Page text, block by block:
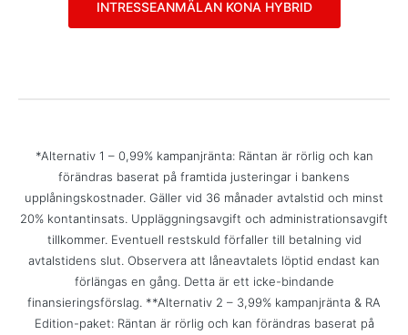
INTRESSEANMÄLAN KONA HYBRID
*Alternativ 1 – 0,99% kampanjränta: Räntan är rörlig och kan
förändras baserat på framtida justeringar i bankens
upplåningskostnader. Gäller vid 36 månader avtalstid och minst
20% kontantinsats. Uppläggningsavgift och administrationsavgift
tillkommer. Eventuell restskuld förfaller till betalning vid
avtalstidens slut. Observera att låneavtalets löptid endast kan
förlängas en gång. Detta är ett icke-bindande
finansieringsförslag. **Alternativ 2 – 3,99% kampanjränta & RA
Edition-paket: Räntan är rörlig och kan förändras baserat på